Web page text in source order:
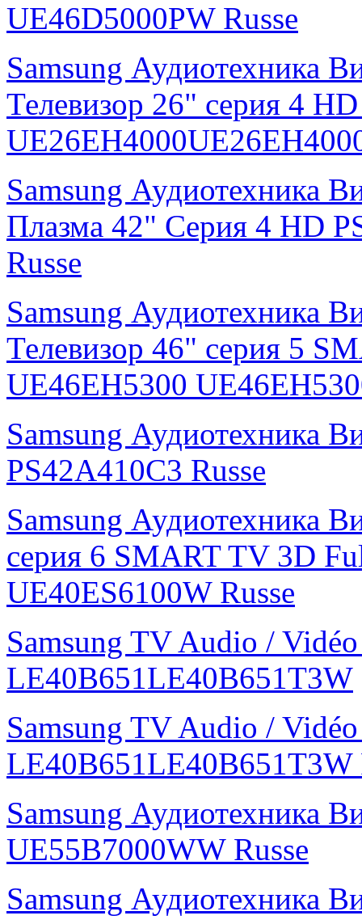
UE46D5000PW Russe
Samsung Аудиотехника
Телевизор 26" серия 4
Samsung Аудиотехника
Плазма 42" Серия 4 HD
Russe
Samsung Аудиотехника
Телевизор 46" серия 5
UE46EH5300
Samsung Аудиотехника
PS42A410C3 Russe
Samsung Аудиотехника
серия 6 SMART TV 3D
UE40ES6100W Russe
Samsung TV Audio /
LE40B651LE40B651T3W
Samsung TV Audio /
LE40B651LE40B651T3W
Samsung Аудиотехника
UE55B7000WW Russe
Samsung Аудиотехника